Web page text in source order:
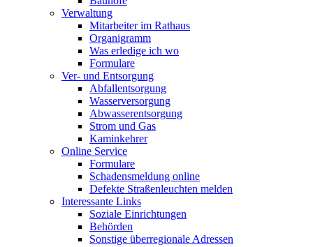
Verwaltung
Mitarbeiter im Rathaus
Organigramm
Was erledige ich wo
Formulare
Ver- und Entsorgung
Abfallentsorgung
Wasserversorgung
Abwasserentsorgung
Strom und Gas
Kaminkehrer
Online Service
Formulare
Schadensmeldung online
Defekte Straßenleuchten melden
Interessante Links
Soziale Einrichtungen
Behörden
Sonstige überregionale Adressen